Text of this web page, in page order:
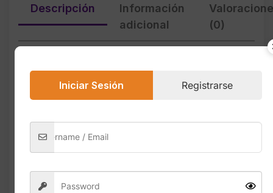
Descripción
Información
adicional
(0)
zapatillas ideales para correr, caminar o
diseñadas para mujeres que buscan
paso. Su construcción combina materiales
transpirables, amortiguación avanzada y un
Iniciar Sesión Registrarse